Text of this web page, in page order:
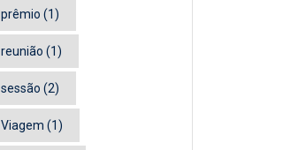
prêmio (1)
reunião (1)
sessão (2)
Viagem (1)